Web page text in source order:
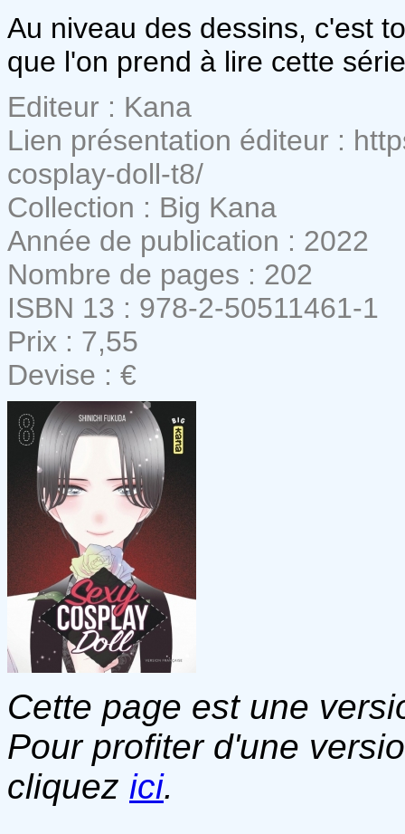
Au niveau des dessins, c'est
que l'on prend à lire cette
Editeur : Kana
Lien présentation éditeur :
cosplay-doll-t8/
Collection : Big Kana
Année de publication : 2022
Nombre de pages : 202
ISBN 13 : 978-2-50511461-1
Prix : 7,55
Devise : €
Cette page est une
Pour profiter d'une
cliquez ici.